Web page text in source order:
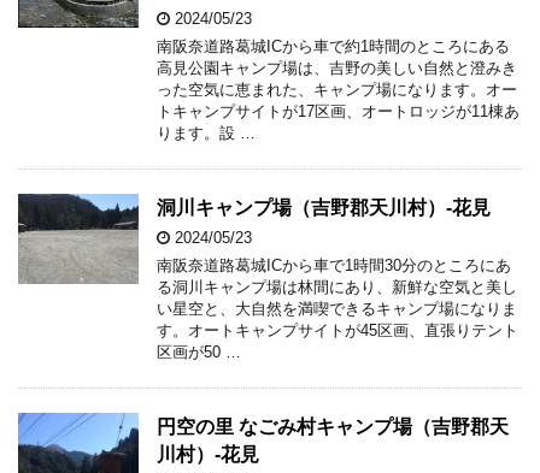
2024/05/23
南阪奈道路葛城ICから車で約1時間のところにある
高見公園キャンプ場は、吉野の美しい自然と澄みき
った空気に恵まれた、キャンプ場になります。オー
トキャンプサイトが17区画、オートロッジが11棟あ
ります。設 …
洞川キャンプ場（吉野郡天川村）-花見
2024/05/23
南阪奈道路葛城ICから車で1時間30分のところにあ
る洞川キャンプ場は林間にあり、新鮮な空気と美し
い星空と、大自然を満喫できるキャンプ場になりま
す。オートキャンプサイトが45区画、直張りテント
区画が50 …
円空の里 なごみ村キャンプ場（吉野郡天
川村）-花見